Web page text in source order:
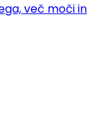
več moči in